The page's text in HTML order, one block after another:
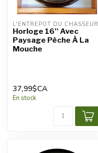
L'ENTREPÔT DU CHASSEUR
Horloge 16'' Avec
Paysage Pêche À La
Mouche
37,99$CA
En stock